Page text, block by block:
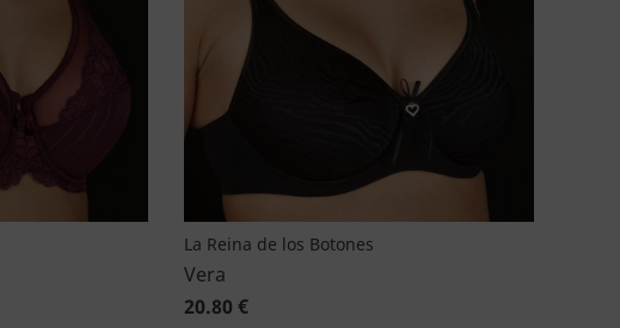
La Reina de los Botones
Vera
20.80 €